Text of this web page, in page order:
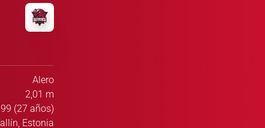
Alero
2,01 m
(27 años)
Estonia